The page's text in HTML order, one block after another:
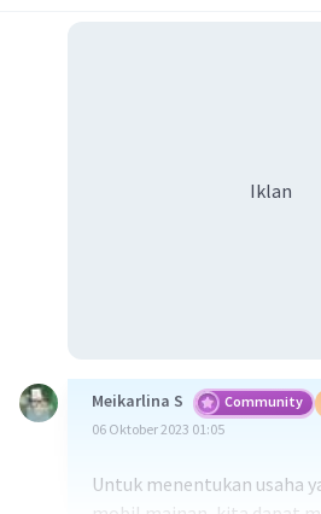
Iklan
Meikarlina S Community
06 Oktober 2023 01:05
Untuk menentukan usaha